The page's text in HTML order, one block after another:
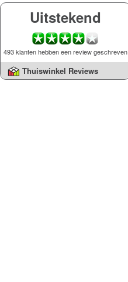
Uitstekend
493 klanten hebben een review geschreven
Thuiswinkel Reviews